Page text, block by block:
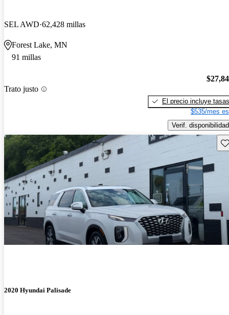
SEL AWD 62,428 millas
Forest Lake, MN
91 millas
Trato justo
El precio incluye tasas
$535/mes
Verif. disponibilidad
2020 Hyundai Palisade